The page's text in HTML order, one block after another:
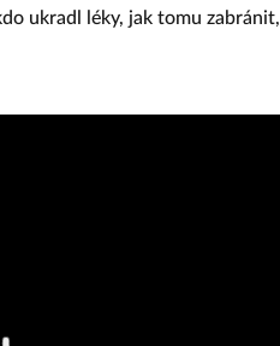
ukradl léky, jak tomu zabránit,